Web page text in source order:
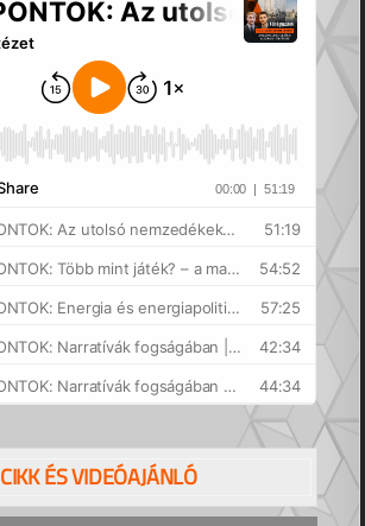
CIKK ÉS VIDEÓAJÁNLÓ